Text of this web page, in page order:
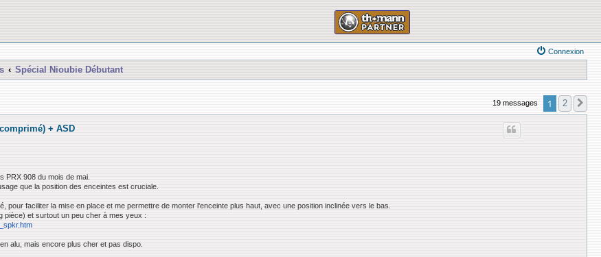
Connexion
Spécial Nioubie Débutant
19 messages 1 2
+ ASD
PRX 908 du mois de mai.
que la position des enceintes est cruciale.
pour faciliter la mise en place et me permettre de monter l'enceinte plus haut, avec une position inclinée vers le bas.
pièce) et surtout un peu cher à mes yeux :
alu, mais encore plus cher et pas dispo.